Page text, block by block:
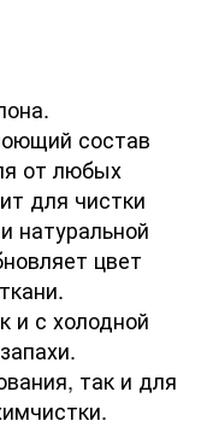
состав
от любых
для чистки
натуральной
цвет
и с холодной
так и для